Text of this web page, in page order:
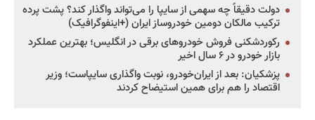
دولت دقیقاً چه سهمی از سایپا را می‌تواند واگذار کند؟ پشت پرده
ترکیب مالکان دومین خودروساز ایران (+اینفوگرافیک)
رکوردشکنی فروش خودروهای برقی در انگلیس؛ بهترین عملکرد
بازار خودرو در ۶ سال اخیر
پزشکیان: بعد از ایران‌خودرو، نوبت واگذاری سایپاست؛ وزیر
اقتصاد را هم برای همین استیضاح کردند